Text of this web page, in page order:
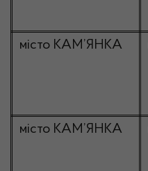
місто КАМ’ЯНКА
місто КАМ’ЯНКА